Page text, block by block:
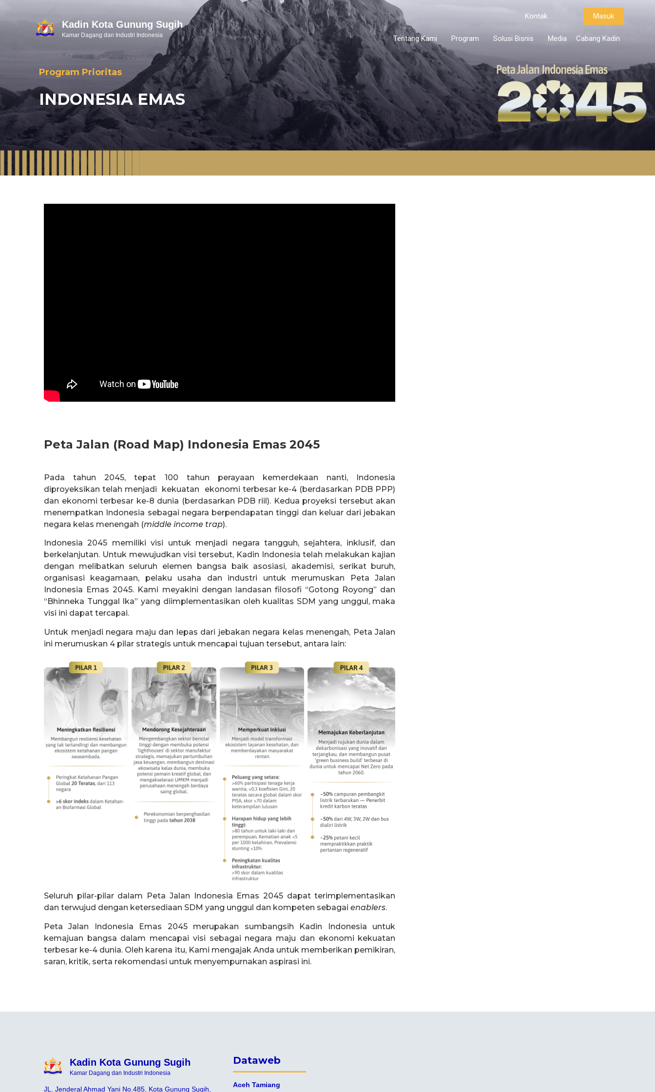
Kadin Kota Gunung Sugih
Kamar Dagang dan Industri Indonesia
Kontak Masuk
Tentang Kami Program Solusi Bisnis Media Cabang Kadin
Program Prioritas
INDONESIA EMAS
Peta Jalan (Road Map) Indonesia Emas 2045
Pada tahun 2045, tepat 100 tahun perayaan kemerdekaan nanti, Indonesia
diproyeksikan telah menjadi kekuatan ekonomi terbesar ke-4 (berdasarkan PDB PPP)
dan ekonomi terbesar ke-8 dunia (berdasarkan PDB riil). Kedua proyeksi tersebut akan
menempatkan Indonesia sebagai negara berpendapatan tinggi dan keluar dari jebakan
negara kelas menengah (middle income trap).
Indonesia 2045 memiliki visi untuk menjadi negara tangguh, sejahtera, inklusif, dan
berkelanjutan. Untuk mewujudkan visi tersebut, Kadin Indonesia telah melakukan kajian
dengan melibatkan seluruh elemen bangsa baik asosiasi, akademisi, serikat buruh,
organisasi keagamaan, pelaku usaha dan industri untuk merumuskan Peta Jalan
Indonesia Emas 2045. Kami meyakini dengan landasan filosofi “Gotong Royong” dan
“Bhinneka Tunggal Ika” yang diimplementasikan oleh kualitas SDM yang unggul, maka
visi ini dapat tercapai.
Untuk menjadi negara maju dan lepas dari jebakan negara kelas menengah, Peta Jalan
ini merumuskan 4 pilar strategis untuk mencapai tujuan tersebut, antara lain:
Seluruh pilar-pilar dalam Peta Jalan Indonesia Emas 2045 dapat terimplementasikan
dan terwujud dengan ketersediaan SDM yang unggul dan kompeten sebagai enablers.
Peta Jalan Indonesia Emas 2045 merupakan sumbangsih Kadin Indonesia untuk
kemajuan bangsa dalam mencapai visi sebagai negara maju dan ekonomi kekuatan
terbesar ke-4 dunia. Oleh karena itu, Kami mengajak Anda untuk memberikan pemikiran,
saran, kritik, serta rekomendasi untuk menyempurnakan aspirasi ini.
Kadin Kota Gunung Sugih
Kamar Dagang dan Industri Indonesia
JL. Jenderal Ahmad Yani No.485, Kota Gunung Sugih,
Dataweb
Aceh Tamiang